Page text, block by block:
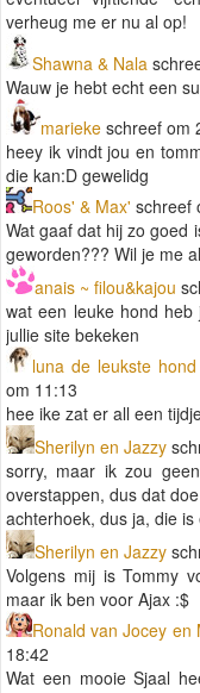
verheug me er nu al op!
Shawna & Nala
Wauw je hebt echt een
marieke schreef om
heey ik vindt jou en
die kan:D gewelidg
Roos' & Max' schreef
Wat gaaf dat hij zo goed
geworden??? Wil je me
anais ~ filou&kajou
wat een leuke hond
jullie site bekeken
luna de leukste
om 11:13
hee ike zat er all een
Sherilyn en Jazzy
sorry, maar ik zou
overstappen, dus dat
achterhoek, dus ja, die
Sherilyn en Jazzy
Volgens mij is Tommy
maar ik ben voor Ajax :$
Ronald van Jocey en
18:42
Wat een mooie Sjaal